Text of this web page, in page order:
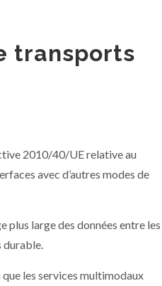
transports
2010/40/UE relative au
avec d’autres modes de
plus large des données entre les
durable.
les services multimodaux